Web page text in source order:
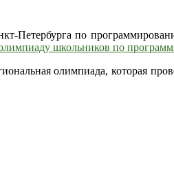
Петербурга по
школьников по
олимпиада, которая